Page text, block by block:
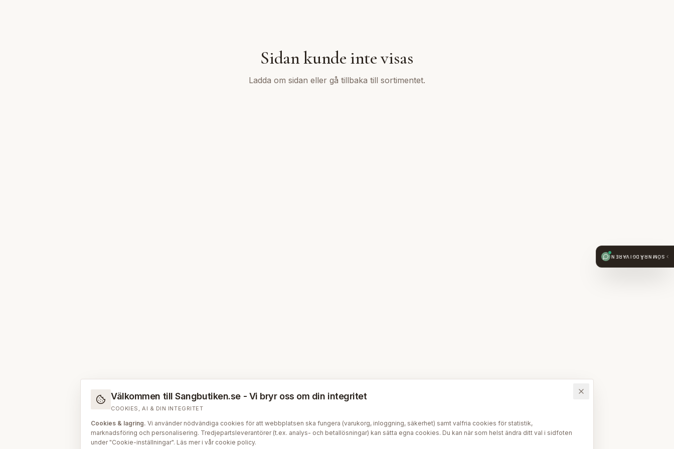
Sidan kunde inte visas
Ladda om sidan eller gå tillbaka till sortimentet.
SÖMNRÅDGIVAREN
Välkommen till Sangbutiken.se - Vi bryr oss om din integritet
COOKIES, AI & DIN INTEGRITET
Cookies & lagring. Vi använder nödvändiga cookies för att webbplatsen ska fungera (varukorg, inloggning, säkerhet) samt valfria cookies för statistik,
marknadsföring och personalisering. Tredjepartsleverantörer (t.ex. analys- och betallösningar) kan sätta egna cookies. Du kan när som helst ändra ditt val i sidfoten
under "Cookie-inställningar". Läs mer i vår cookie policy.